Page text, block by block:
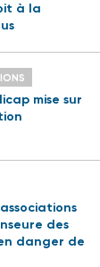
à la
mise sur
des
danger de